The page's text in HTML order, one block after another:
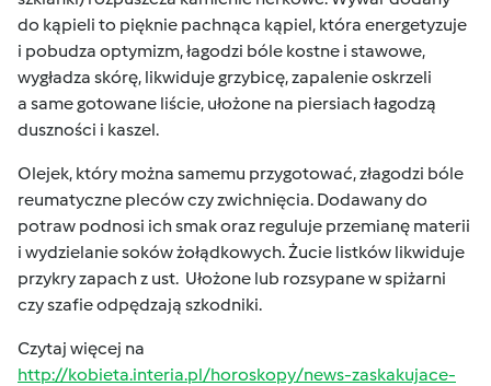
do kąpieli to pięknie pachnąca kąpiel, która energetyzuje
i pobudza optymizm, łagodzi bóle kostne i stawowe,
wygładza skórę, likwiduje grzybicę, zapalenie oskrzeli
a same gotowane liście, ułożone na piersiach łagodzą
duszności i kaszel.
Olejek, który można samemu przygotować, złagodzi bóle
reumatyczne pleców czy zwichnięcia. Dodawany do
potraw podnosi ich smak oraz reguluje przemianę materii
i wydzielanie soków żołądkowych. Żucie listków likwiduje
przykry zapach z ust. Ułożone lub rozsypane w spiżarni
czy szafie odpędzają szkodniki.
Czytaj więcej na
http://kobieta.interia.pl/horoskopy/news-zaskakujace-